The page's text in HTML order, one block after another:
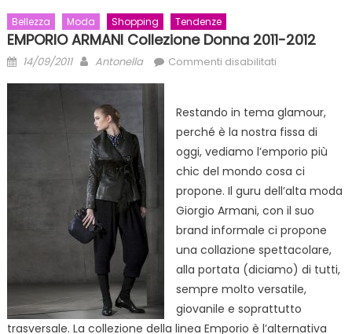
Bellezza Moda Shopping Tendenze
EMPORIO ARMANI Collezione Donna 2011-2012
Posted
14/09/2011 Author
Antonella Commenti disabilitatisu
collezione
donna
2011-
2012
Restando in tema glamour,
perché è la nostra fissa di
oggi, vediamo l’emporio più
chic del mondo cosa ci
propone. Il guru dell’alta moda
Giorgio Armani, con il suo
brand informale ci propone
una collazione spettacolare,
alla portata (diciamo) di tutti,
sempre molto versatile,
giovanile e soprattutto
trasversale. La collezione della linea Emporio è l’alternativa